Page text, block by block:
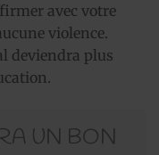
avec votre
violence.
deviendra plus
UN BON